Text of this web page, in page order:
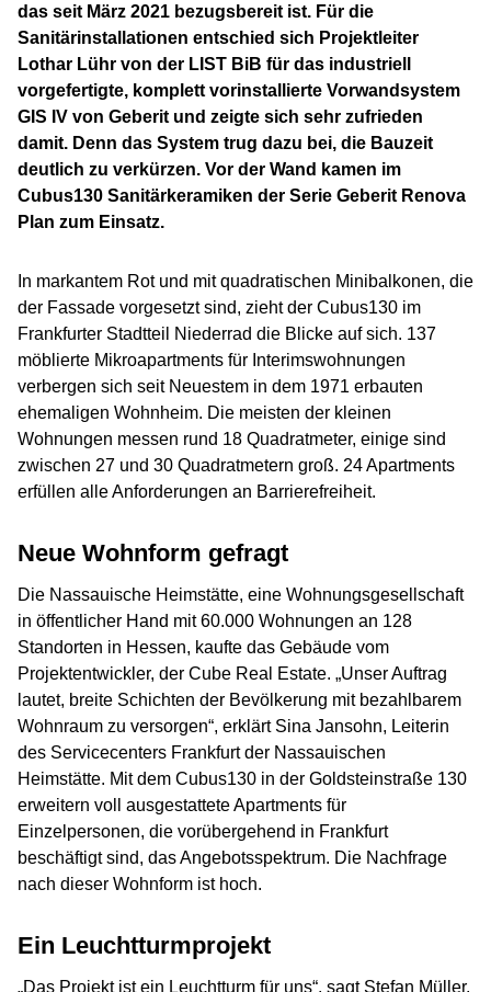
das seit März 2021 bezugsbereit ist. Für die
Sanitärinstallationen entschied sich Projektleiter
Lothar Lühr von der LIST BiB für das industriell
vorgefertigte, komplett vorinstallierte Vorwandsystem
GIS IV von Geberit und zeigte sich sehr zufrieden
damit. Denn das System trug dazu bei, die Bauzeit
deutlich zu verkürzen. Vor der Wand kamen im
Cubus130 Sanitärkeramiken der Serie Geberit Renova
Plan zum Einsatz.
In markantem Rot und mit quadratischen Minibalkonen, die
der Fassade vorgesetzt sind, zieht der Cubus130 im
Frankfurter Stadtteil Niederrad die Blicke auf sich. 137
möblierte Mikroapartments für Interimswohnungen
verbergen sich seit Neuestem in dem 1971 erbauten
ehemaligen Wohnheim. Die meisten der kleinen
Wohnungen messen rund 18 Quadratmeter, einige sind
zwischen 27 und 30 Quadratmetern groß. 24 Apartments
erfüllen alle Anforderungen an Barrierefreiheit.
Neue Wohnform gefragt
Die Nassauische Heimstätte, eine Wohnungsgesellschaft
in öffentlicher Hand mit 60.000 Wohnungen an 128
Standorten in Hessen, kaufte das Gebäude vom
Projektentwickler, der Cube Real Estate. „Unser Auftrag
lautet, breite Schichten der Bevölkerung mit bezahlbarem
Wohnraum zu versorgen“, erklärt Sina Jansohn, Leiterin
des Servicecenters Frankfurt der Nassauischen
Heimstätte. Mit dem Cubus130 in der Goldsteinstraße 130
erweitern voll ausgestattete Apartments für
Einzelpersonen, die vorübergehend in Frankfurt
beschäftigt sind, das Angebotsspektrum. Die Nachfrage
nach dieser Wohnform ist hoch.
Ein Leuchtturmprojekt
„Das Projekt ist ein Leuchtturm für uns“, sagt Stefan Müller,